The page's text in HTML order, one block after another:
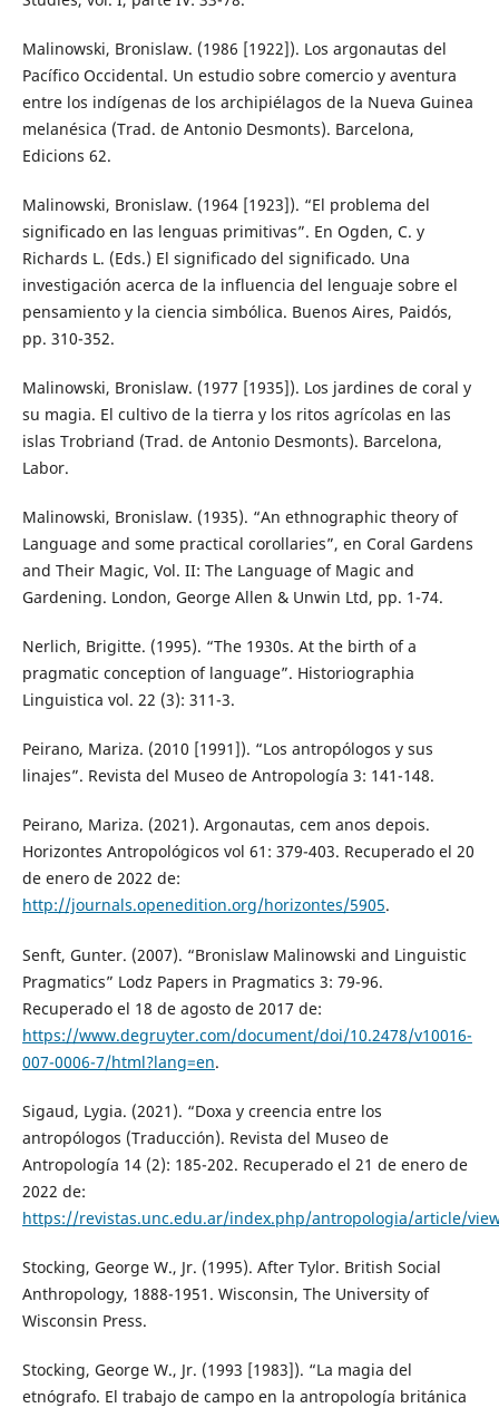
Malinowski, Bronislaw. (1986 [1922]). Los argonautas del
Pacífico Occidental. Un estudio sobre comercio y aventura
entre los indígenas de los archipiélagos de la Nueva Guinea
melanésica (Trad. de Antonio Desmonts). Barcelona,
Edicions 62.
Malinowski, Bronislaw. (1964 [1923]). “El problema del
significado en las lenguas primitivas”. En Ogden, C. y
Richards L. (Eds.) El significado del significado. Una
investigación acerca de la influencia del lenguaje sobre el
pensamiento y la ciencia simbólica. Buenos Aires, Paidós,
pp. 310-352.
Malinowski, Bronislaw. (1977 [1935]). Los jardines de coral y
su magia. El cultivo de la tierra y los ritos agrícolas en las
islas Trobriand (Trad. de Antonio Desmonts). Barcelona,
Labor.
Malinowski, Bronislaw. (1935). “An ethnographic theory of
Language and some practical corollaries”, en Coral Gardens
and Their Magic, Vol. II: The Language of Magic and
Gardening. London, George Allen & Unwin Ltd, pp. 1-74.
Nerlich, Brigitte. (1995). “The 1930s. At the birth of a
pragmatic conception of language”. Historiographia
Linguistica vol. 22 (3): 311-3.
Peirano, Mariza. (2010 [1991]). “Los antropólogos y sus
linajes”. Revista del Museo de Antropología 3: 141-148.
Peirano, Mariza. (2021). Argonautas, cem anos depois.
Horizontes Antropológicos vol 61: 379-403. Recuperado el 20
de enero de 2022 de:
http://journals.openedition.org/horizontes/5905.
Senft, Gunter. (2007). “Bronislaw Malinowski and Linguistic
Pragmatics” Lodz Papers in Pragmatics 3: 79-96.
Recuperado el 18 de agosto de 2017 de:
https://www.degruyter.com/document/doi/10.2478/v10016-
007-0006-7/html?lang=en.
Sigaud, Lygia. (2021). “Doxa y creencia entre los
antropólogos (Traducción). Revista del Museo de
Antropología 14 (2): 185-202. Recuperado el 21 de enero de
2022 de:
https://revistas.unc.edu.ar/index.php/antropologia/article/
Stocking, George W., Jr. (1995). After Tylor. British Social
Anthropology, 1888-1951. Wisconsin, The University of
Wisconsin Press.
Stocking, George W., Jr. (1993 [1983]). “La magia del
etnógrafo. El trabajo de campo en la antropología británica